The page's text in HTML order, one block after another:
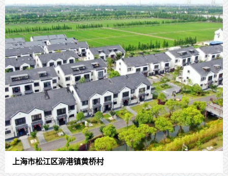
上海市松江区泖港镇黄桥村